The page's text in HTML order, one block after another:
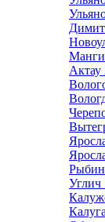
Актау
Углич
Калуга